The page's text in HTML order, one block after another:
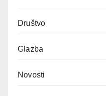
Društvo
Glazba
Novosti